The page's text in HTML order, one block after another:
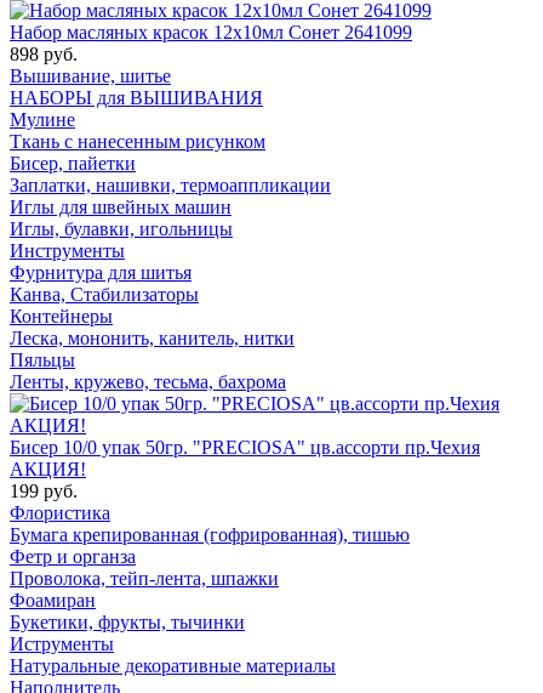
Набор масляных красок 12х10мл Сонет 2641099
898 руб.
Вышивание, шитье
НАБОРЫ для ВЫШИВАНИЯ
Мулине
Ткань с нанесенным рисунком
Бисер, пайетки
Заплатки, нашивки, термоаппликации
Иглы для швейных машин
Иглы, булавки, игольницы
Инструменты
Фурнитура для шитья
Канва, Стабилизаторы
Контейнеры
Леска, мононить, канитель, нитки
Пяльцы
Ленты, кружево, тесьма, бахрома
Бисер 10/0 упак 50гр. "PRECIOSA" цв.ассорти пр.Чехия
АКЦИЯ!
199 руб.
Флористика
Бумага крепированная (гофрированная), тишью
Фетр и органза
Проволока, тейп-лента, шпажки
Фоамиран
Букетики, фрукты, тычинки
Иструменты
Натуральные декоративные материалы
Наполнитель